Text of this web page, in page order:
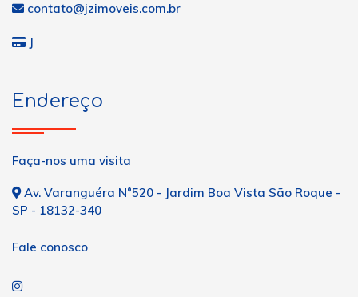
contato@jzimoveis.com.br
J
Endereço
Faça-nos uma visita
Av. Varanguéra N°520 - Jardim Boa Vista São Roque -
SP - 18132-340
Fale conosco